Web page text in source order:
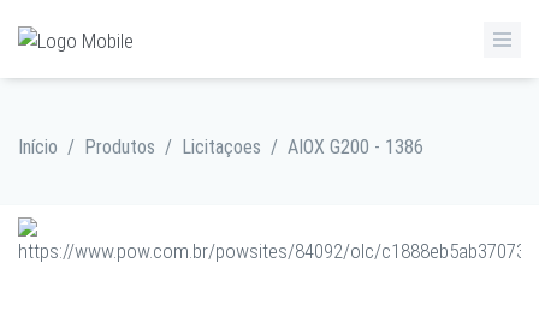
Início / Produtos / Licitaçoes / AIOX G200 - 1386